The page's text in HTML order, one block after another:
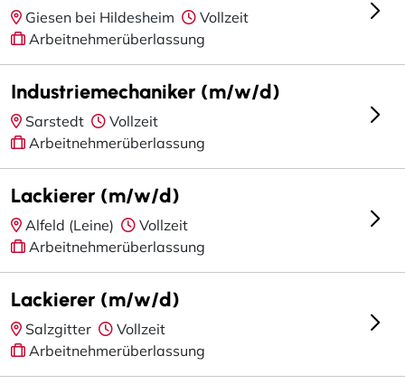
Giesen bei Hildesheim
Vollzeit
Arbeitnehmerüberlassung
Industriemechaniker (m/w/d)
Sarstedt
Vollzeit
Arbeitnehmerüberlassung
Lackierer (m/w/d)
Alfeld (Leine)
Vollzeit
Arbeitnehmerüberlassung
Lackierer (m/w/d)
Salzgitter
Vollzeit
Arbeitnehmerüberlassung